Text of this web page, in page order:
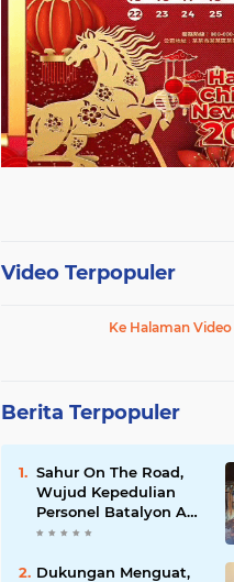
Video Terpopuler
Ke Halaman Video
Berita Terpopuler
Sahur On The Road,
Wujud Kepedulian
Personel Batalyon A
Pelopor Satuan
di Dini Hari Ramadhan
Dukungan Menguat,